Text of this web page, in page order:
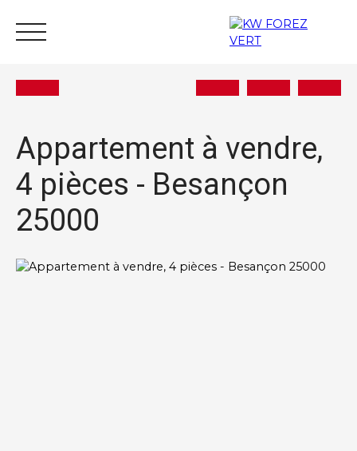
Acheter Vendre Estimer Louer
Appartement à vendre,
4 pièces - Besançon
25000